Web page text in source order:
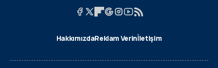
HakkımızdaReklam Verinİletişim